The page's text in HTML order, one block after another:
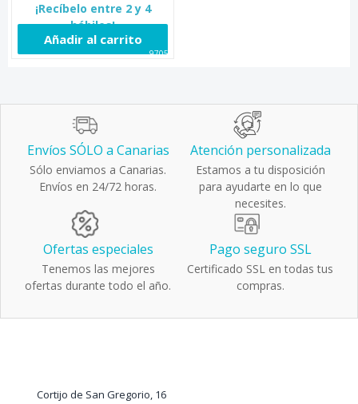
¡Recíbelo entre 2 y 4
hábiles!
Añadir al carrito
97057
Envíos SÓLO a Canarias
Sólo enviamos a Canarias.
Envíos en 24/72 horas.
Atención personalizada
Estamos a tu disposición
para ayudarte en lo que
necesites.
Ofertas especiales
Tenemos las mejores
ofertas durante todo el año.
Pago seguro SSL
Certificado SSL en todas tus
compras.
Cortijo de San Gregorio, 16